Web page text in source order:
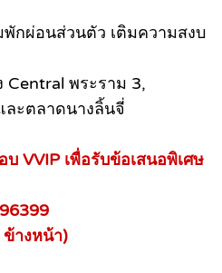
กผ่อนส่วนตัว เติมความสงบ
Central พระราม 3,
ละตลาดนางลิ้นจี่
VVIP เพื่อรับข้อเสนอพิเศษ
ข้างหน้า)